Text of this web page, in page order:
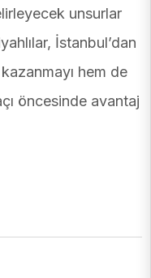
unsurlar
İstanbul’dan
hem de
öncesinde avantaj